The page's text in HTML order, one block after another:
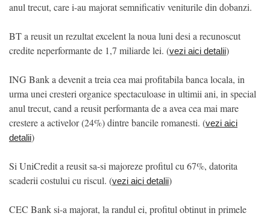
anul trecut, care i-au majorat semnificativ veniturile din dobanzi.
BT a reusit un rezultat excelent la noua luni desi a recunoscut
credite neperformante de 1,7 miliarde lei. (vezi aici detalii)
ING Bank a devenit a treia cea mai profitabila banca locala, in
urma unei cresteri organice spectaculoase in ultimii ani, in special
anul trecut, cand a reusit performanta de a avea cea mai mare
crestere a activelor (24%) dintre bancile romanesti. (vezi aici
detalii)
Si UniCredit a reusit sa-si majoreze profitul cu 67%, datorita
scaderii costului cu riscul. (vezi aici detalii)
CEC Bank si-a majorat, la randul ei, profitul obtinut in primele